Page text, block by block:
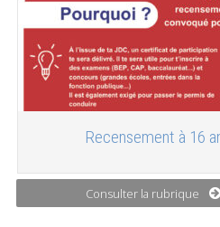
Recensement à 16
Consulter la rubrique